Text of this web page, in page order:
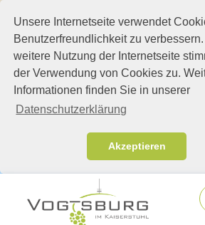
Unsere Internetseite verwendet
Benutzerfreundlichkeit zu
weitere Nutzung der Internetseite
der Verwendung von Cookies zu.
Informationen finden Sie in unserer
Datenschutzerklärung
Akzeptieren